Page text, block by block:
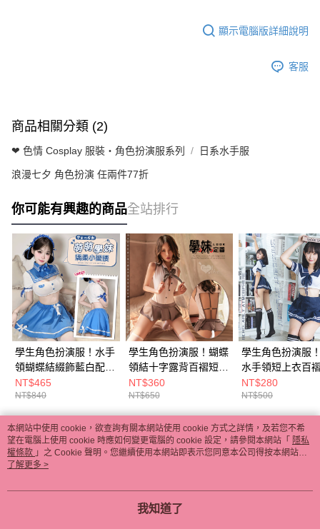
顯示電腦版詳細說明
客服
商品相關分類 (2)
❤ 色情 Cosplay 服裝・角色扮演服系列 日系水手服
浪漫七夕 角色扮演 任兩件77折
你可能有興趣的商品全站排行
學生角色扮演服！水手
領蝴蝶結綴飾藍白配色
短上衣俏皮圓裙六件式
套装 E536255
NT$465
NT$840
學生角色扮演服！蝴蝶
領結十字露背百褶短裙
四件式套裝 - 暗釦可開
襠 E531922
NT$360
NT$650
學生角色扮演服
水手領短上衣百
四件式套裝
NT$280
NT$500
熱門標籤
本網站中使用 cookie，欲查詢有關本網站使用 cookie 方式之詳情，及若您不希
望在電腦上使用 cookie 時應如何變更電腦的 cookie 設定，請參閱本網站「 隱私
權條款 」之 Cookie 聲明。您繼續使用本網站即表示您同意本公司得按本網站使
用條款之 Cookie 聲明使用 cookie。
了解更多 >
我知道了